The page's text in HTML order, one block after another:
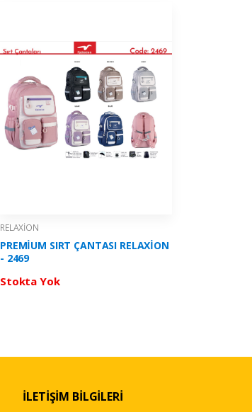
RELAXİON
PREMİUM SIRT ÇANTASI RELAXİON
- 2469
Stokta Yok
İLETİŞİM BİLGİLERİ